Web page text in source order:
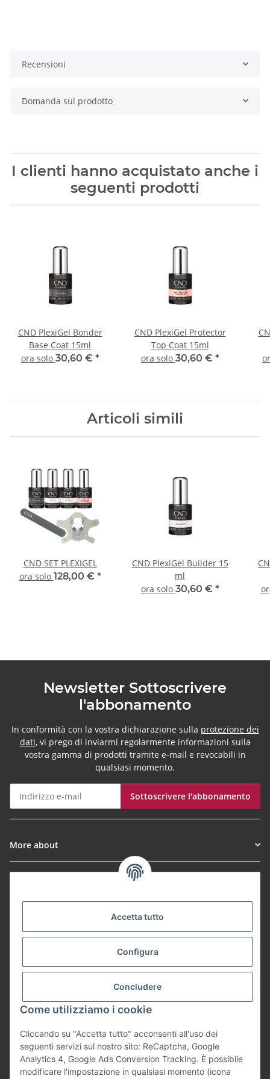
Accetta tutto
Configura
Concludere
Come utilizziamo i cookie
Cliccando su "Accetta tutto" acconsenti all'uso dei
seguenti servizi sul nostro sito: ReCaptcha, Google
Analytics 4, Google Ads Conversion Tracking. È possibile
modificare l'impostazione in qualsiasi momento (icona
Recensioni
Domanda sul prodotto
I clienti hanno acquistato anche i
seguenti prodotti
CND PlexiGel Bonder
Base Coat 15ml
ora solo 30,60 € *
CND PlexiGel Protector
Top Coat 15ml
ora solo 30,60 € *
Articoli simili
CND SET PLEXIGEL
ora solo 128,00 € *
CND PlexiGel Builder 15
ml
ora solo 30,60 € *
Newsletter Sottoscrivere
l'abbonamento
In conformità con la vostra dichiarazione sulla protezione dei
dati, vi prego di inviarmi regolarmente informazioni sulla
vostra gamma di prodotti tramite e-mail e revocabili in
qualsiasi momento.
Sottoscrivere l'abbonamento
More about
Shipping
Vertrag widerrufen